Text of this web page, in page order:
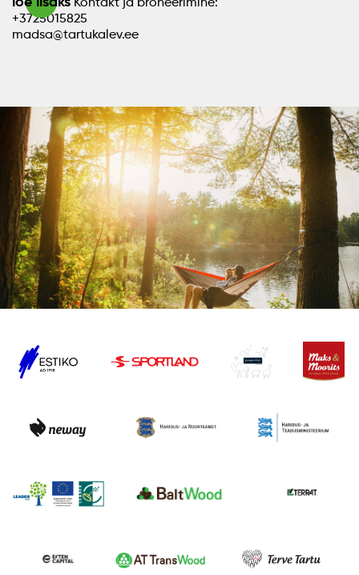
+3725015825
madsa@tartukalev.ee